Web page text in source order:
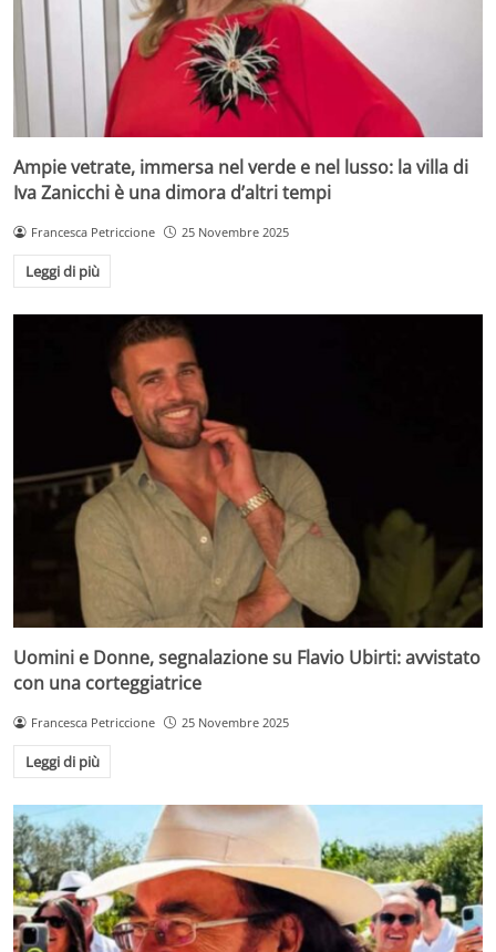
Ampie vetrate, immersa nel verde e nel lusso: la villa di
Iva Zanicchi è una dimora d’altri tempi
Francesca Petriccione 25 Novembre 2025
Leggi di più
Uomini e Donne, segnalazione su Flavio Ubirti: avvistato
con una corteggiatrice
Francesca Petriccione 25 Novembre 2025
Leggi di più